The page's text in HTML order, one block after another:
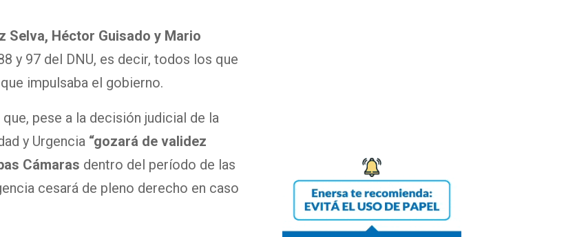
Selva, Héctor Guisado y Mario
y 97 del DNU, es decir, todos los que
impulsaba el gobierno.
pese a la decisión judicial de la
y Urgencia “gozará de validez
Cámaras dentro del período de las
cesará de pleno derecho en caso